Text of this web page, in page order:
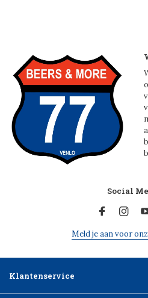
Social
Meld je aan voor
Klantenservice